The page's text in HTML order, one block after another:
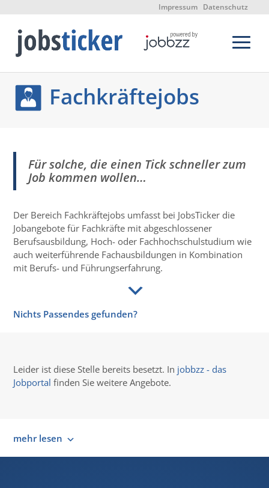
Impressum Datenschutz
Fachkräftejobs
Für solche, die einen Tick schneller zum
Job kommen wollen…
Der Bereich Fachkräftejobs umfasst bei JobsTicker die
Jobangebote für Fachkräfte mit abgeschlossener
Berufsausbildung, Hoch- oder Fachhochschulstudium wie
auch weiterführende Fachausbildungen in Kombination
mit Berufs- und Führungserfahrung.
Nichts Passendes gefunden?
Leider ist diese Stelle bereits besetzt. In jobbzz - das
Jobportal finden Sie weitere Angebote.
mehr lesen